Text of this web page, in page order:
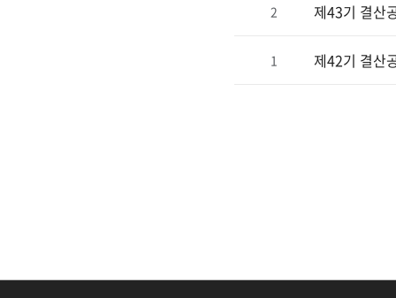
2 제43기 결산
1 제42기 결산